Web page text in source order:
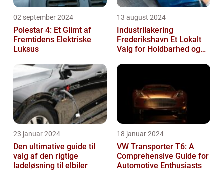
02 september 2024
Polestar 4: Et Glimt af
Fremtidens Elektriske
Luksus
13 august 2024
Industrilakering
Frederikshavn Et Lokalt
Valg for Holdbarhed og
23 januar 2024
Den ultimative guide til
valg af den rigtige
ladeløsning til elbiler
18 januar 2024
VW Transporter T6: A
Comprehensive Guide for
Automotive Enthusiasts